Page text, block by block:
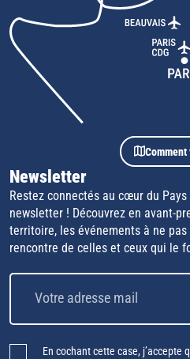
Comment
Newsletter
Restez connectés au cœur du
newsletter ! Découvrez en avant-
territoire, les événements à ne
rencontre de celles et ceux qui le
En cochant cette case,